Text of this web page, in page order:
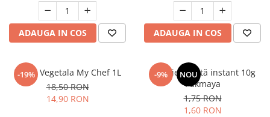
ADAUGA IN COS ADAUGA IN COS
-19%
Frisca Vegetala My Chef 1L
18,50 RON
14,90 RON
-9% NOU
Drojdie uscată instant 10g
Pakmaya
1,75 RON
1,60 RON